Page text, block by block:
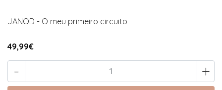
JANOD - O meu primeiro circuito
49,99€
- +